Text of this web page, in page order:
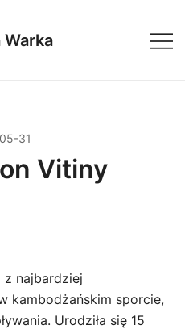
Warka
31
Vitiny
z najbardziej
kambodżańskim sporcie,
Urodziła się 15